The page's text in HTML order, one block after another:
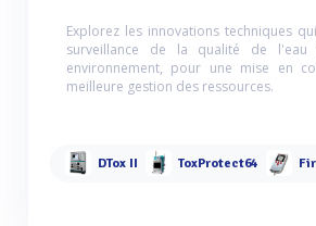
Explorez les innovations techniques
surveillance de la qualité de
environnement, pour une mise en
meilleure gestion des ressources.
DTox II ToxProtect64